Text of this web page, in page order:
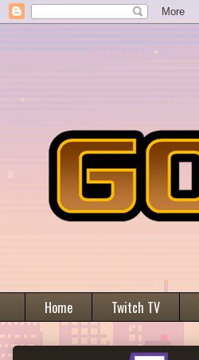
Home Twitch TV